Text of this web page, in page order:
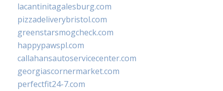
lacantinitagalesburg.com
pizzadeliverybristol.com
greenstarsmogcheck.com
happypawspl.com
callahansautoservicecenter.com
georgiascornermarket.com
perfectfit24-7.com